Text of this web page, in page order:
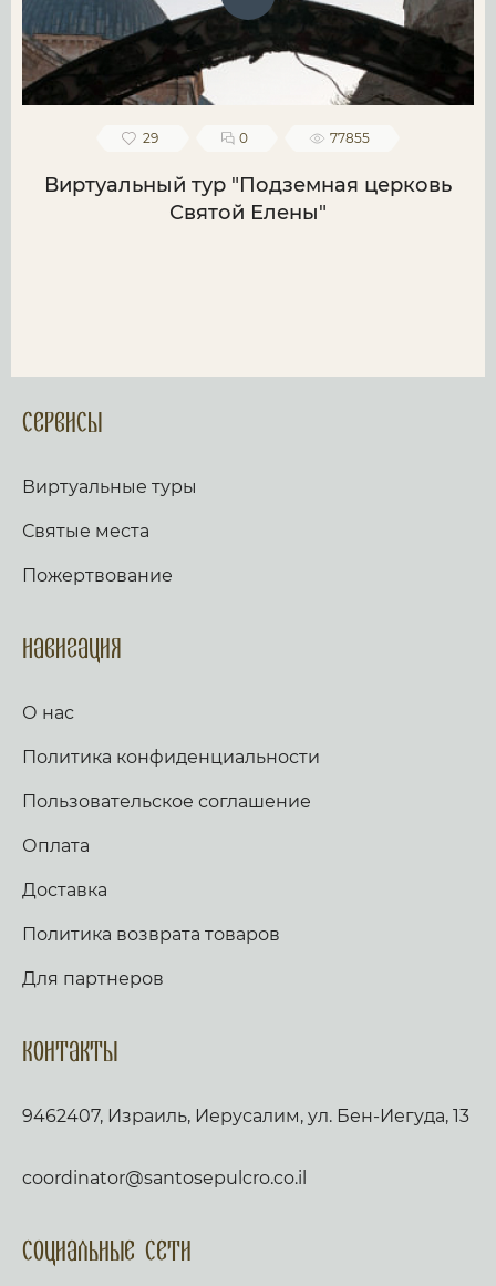
29 0 77855
Виртуальный тур "Подземная церковь
Святой Елены"
Сервисы
Виртуальные туры
Святые места
Пожертвование
Навигация
О нас
Политика конфиденциальности
Пользовательское соглашение
Оплата
Доставка
Политика возврата товаров
Для партнеров
Контакты
9462407, Израиль, Иерусалим, ул. Бен-Иегуда, 13
coordinator@santosepulcro.co.il
Социальные сети